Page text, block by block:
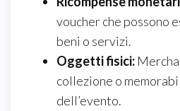
voucher che possono
beni o servizi.
Oggetti fisici:
collezione o
dell’evento.